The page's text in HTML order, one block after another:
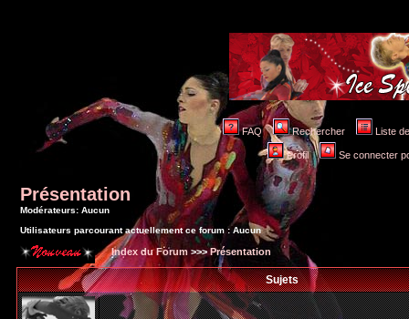
FAQ Rechercher Liste
Profil Se connecter
Présentation
Modérateurs: Aucun
Utilisateurs parcourant actuellement ce forum : Aucun
Index du Forum >>>Présentation
Sujets